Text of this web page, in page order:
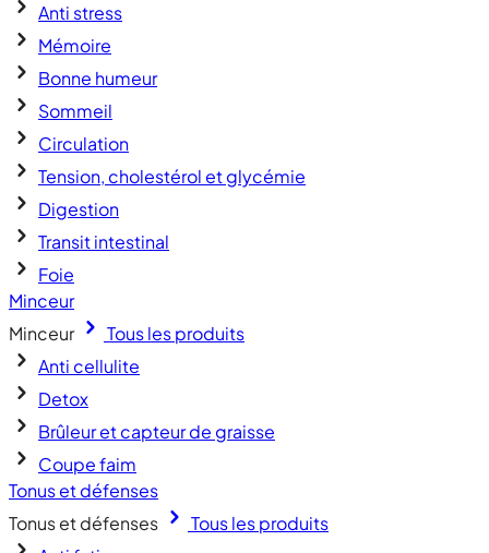
Anti stress
Mémoire
Bonne humeur
Sommeil
Circulation
Tension, cholestérol et glycémie
Digestion
Transit intestinal
Foie
Minceur
Minceur
Tous les produits
Anti cellulite
Detox
Brûleur et capteur de graisse
Coupe faim
Tonus et défenses
Tonus et défenses
Tous les produits